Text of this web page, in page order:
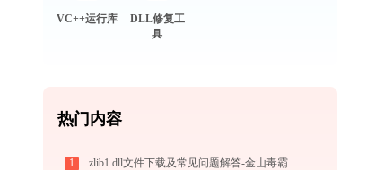
VC++运行库
DLL修复工
具
热门内容
1 zlib1.dll文件下载及常见问题解答-金山毒霸